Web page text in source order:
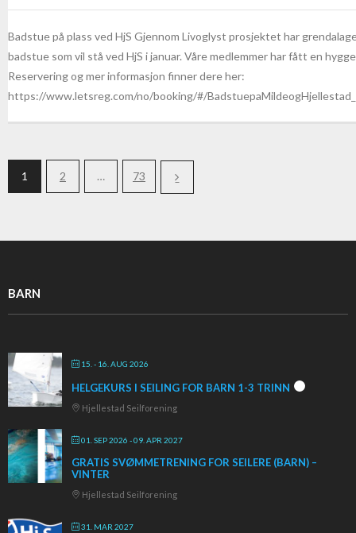
Badstue på plass ved HjS Gjennom Livoglyst prosjektet har
badstue som vil stå ved HjS i januar. Våre medlemmer har fått en
Reservering og mer informasjon finner dere her:
https://www.letsreg.com/no/booking/#/
1 2 … 73
BARN
15. - 16. AUG 2026
HELGEKURS I SEILING FOR BARN 1-3 TRINN
Hjellestad Seilforening
01. SEP 2026 - 09. APR 2027
GRATIS SVØMMETRENING FOR SEILERE (BARN) –
VINTER
Hjellestad Seilforening
31. MAR 2027